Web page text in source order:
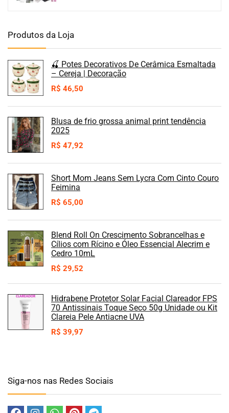
Produtos da Loja
🍒 Potes Decorativos De Cerâmica Esmaltada
– Cereja | Decoração
R$ 46,50
Blusa de frio grossa animal print tendência
2025
R$ 47,92
Short Mom Jeans Sem Lycra Com Cinto Couro
Feimina
R$ 65,00
Blend Roll On Crescimento Sobrancelhas e
Cílios com Rícino e Óleo Essencial Alecrim e
Cedro 10mL
R$ 29,52
Hidrabene Protetor Solar Facial Clareador FPS
70 Antissinais Toque Seco 50g Unidade ou Kit
Clareia Pele Antiacne UVA
R$ 39,97
Siga-nos nas Redes Sociais